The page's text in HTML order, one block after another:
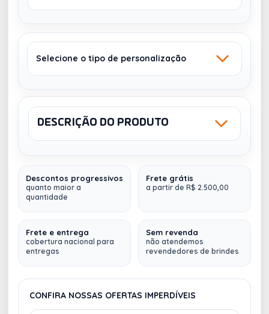
Selecione o tipo de personalização
DESCRIÇÃO DO PRODUTO
Caneca acrílica de 450 mls, material atoxico,
todas as cores.
Quant. Mínima: 100 unidades
Dimensões:
Peso (g):89
Descontos progressivos
quanto maior a
quantidade
Frete grátis
a partir de R$ 2.500,00
Frete e entrega
cobertura nacional para
entregas
Sem revenda
não atendemos
revendedores de brindes
CONFIRA NOSSAS OFERTAS IMPERDÍVEIS